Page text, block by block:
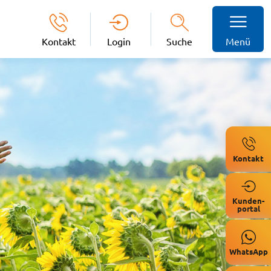
Kontakt Login Suche Menü
Kontakt
Kunden-
portal
WhatsApp